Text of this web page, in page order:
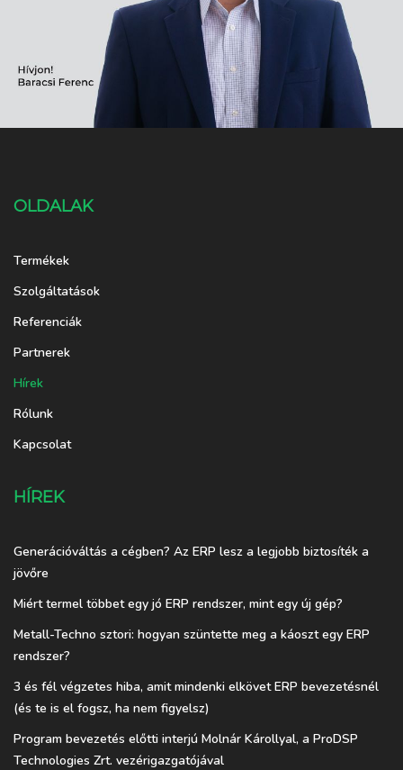
OLDALAK
Termékek
Szolgáltatások
Referenciák
Partnerek
Hírek
Rólunk
Kapcsolat
HÍREK
Generációváltás a cégben? Az ERP lesz a legjobb biztosíték a
jövőre
Miért termel többet egy jó ERP rendszer, mint egy új gép?
Metall-Techno sztori: hogyan szüntette meg a káoszt egy ERP
rendszer?
3 és fél végzetes hiba, amit mindenki elkövet ERP bevezetésnél
(és te is el fogsz, ha nem figyelsz)
Program bevezetés előtti interjú Molnár Károllyal, a ProDSP
Technologies Zrt. vezérigazgatójával